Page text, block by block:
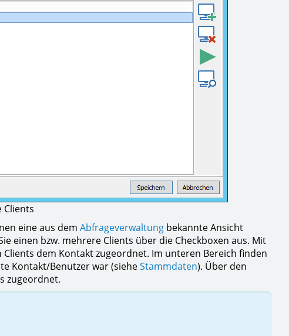
Clients
eine aus dem Abfrageverwaltung bekannte Ansicht
einen bzw. mehrere Clients über die Checkboxen aus. Mit
dem Kontakt zugeordnet. Im unteren Bereich finden
Kontakt/Benutzer war (sieheStammdaten). Über den
zugeordnet.